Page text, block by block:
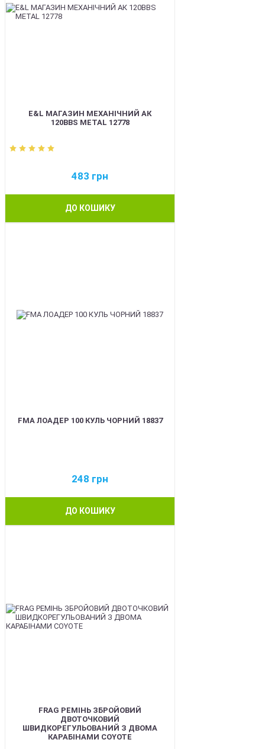
E&L МАГАЗИН МЕХАНІЧНИЙ АК
120BBS METAL 12778
483 грн
ДО КОШИКУ
FMA ЛОАДЕР 100 КУЛЬ ЧОРНИЙ 18837
248 грн
ДО КОШИКУ
FRAG РЕМІНЬ ЗБРОЙОВИЙ
ДВОТОЧКОВИЙ
ШВИДКОРЕГУЛЬОВАНИЙ З ДВОМА
КАРАБІНАМИ COYOTE